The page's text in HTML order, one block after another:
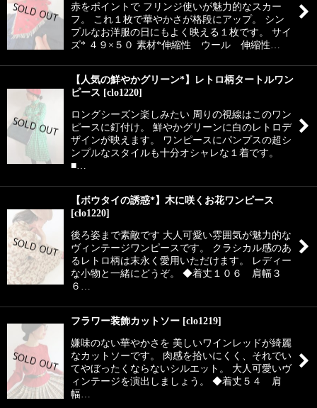
赤をポイントで フリンジ使いが魅力的なスカー
フ。 これ１枚で華やかさが格段にアップ。 シン
プルなお洋服の日にもよく映える１枚です。 サイ
ズ* ４９×５０ 素材*伸縮性 ウール 伸縮性…
【人気の鮮やかグリーン*】レトロ柄タートルワン
ピース [clo1220]
ロングシーズン楽しみたい 周りの視線はこのワン
ピースに釘付け。 鮮やかグリーンに白のレトロデ
ザインが映えます。 ワンピースにパンプスの超シ
ンプルなスタイルも十分オシャレな１着です。
■…
【ボウタイの誘惑*】木に咲くお花ワンピース
[clo1220]
後ろ姿まで素敵です 大人可愛い雰囲気が魅力的な
ヴィンテージワンピースです。 クラシカル感のあ
るレトロ柄は末永く愛用いただけます。 レディー
な小物と一緒にどうぞ。 ◆着丈１０６ 肩幅３
６…
フラワー装飾カットソー [clo1219]
嫌味のない華やかさを 美しいワインレッドが綺麗
なカットソーです。 肉感を拾いにくく、それでい
てやぼったくならないシルエット。 大人可愛いヴ
ィンテージを演出しましょう。 ◆着丈５４ 肩
幅…